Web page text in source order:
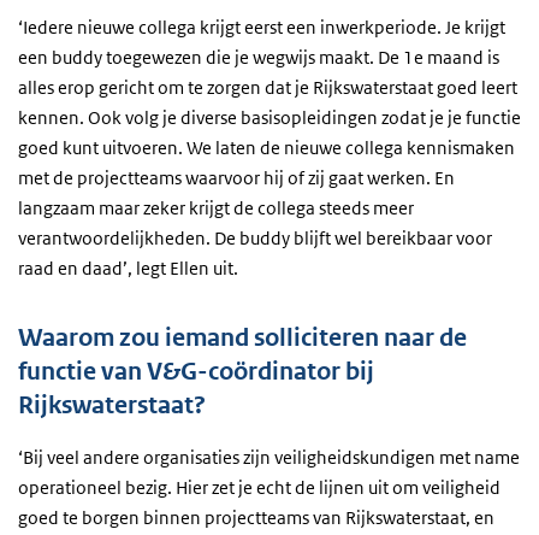
‘Iedere nieuwe collega krijgt eerst een inwerkperiode. Je krijgt
een buddy toegewezen die je wegwijs maakt. De 1e maand is
alles erop gericht om te zorgen dat je Rijkswaterstaat goed leert
kennen. Ook volg je diverse basisopleidingen zodat je je functie
goed kunt uitvoeren. We laten de nieuwe collega kennismaken
met de projectteams waarvoor hij of zij gaat werken. En
langzaam maar zeker krijgt de collega steeds meer
verantwoordelijkheden. De buddy blijft wel bereikbaar voor
raad en daad’, legt Ellen uit.
Waarom zou iemand solliciteren naar de
functie van V&G-coördinator bij
Rijkswaterstaat?
‘Bij veel andere organisaties zijn veiligheidskundigen met name
operationeel bezig. Hier zet je echt de lijnen uit om veiligheid
goed te borgen binnen projectteams van Rijkswaterstaat, en